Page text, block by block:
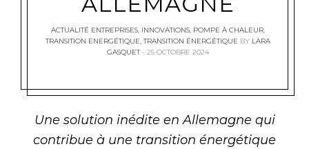
ACTUALITÉ ENTREPRISES, INNOVATIONS, POMPE À CHALEUR,
TRANSITION ENERGÉTIQUE,TRANSITION ÉNERGÉTIQUE BY LARA
GASQUET
25 OCTOBRE 2024
Une solution inédite en Allemagne qui
contribue à une transition énergétique